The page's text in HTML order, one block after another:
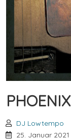
DJ Lowtempo
25. Januar 2021